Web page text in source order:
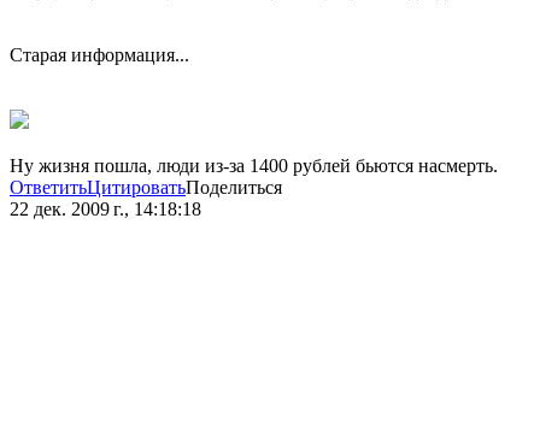
Старая информация...
Ну жизня пошла, люди из-за 1400 рублей бьются насмерть.
ОтветитьЦитироватьПоделиться
22 дек. 2009 г., 14:18:18